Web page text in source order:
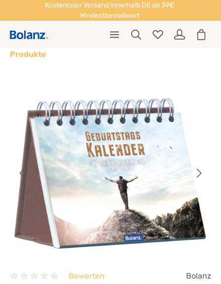
Kostenloser Versand innerhalb DE ab 39€
Mindestbestellwert
Produkte
Bewerten Bolanz